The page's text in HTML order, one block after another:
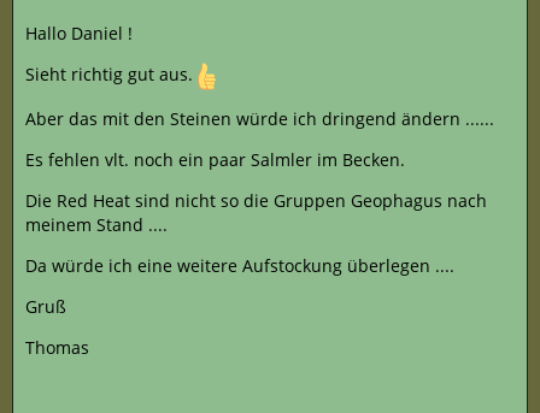
Hallo Daniel !
Sieht richtig gut aus.
Aber das mit den Steinen würde ich dringend ändern ......
Es fehlen vlt. noch ein paar Salmler im Becken.
Die Red Heat sind nicht so die Gruppen Geophagus nach
meinem Stand ....
Da würde ich eine weitere Aufstockung überlegen ....
Gruß
Thomas